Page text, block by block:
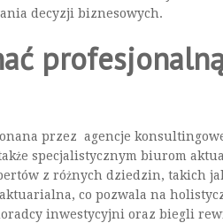
decyzji biznesowych.
przez agencje
specjalistycznym biurom
z różnych dziedzin, takich
co pozwala na
inwestycyjni oraz biegli